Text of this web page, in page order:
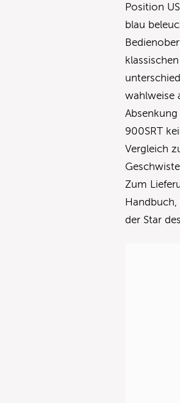
Position
blau
wahlweise
900SRT
Vergleich
Zum
der Star